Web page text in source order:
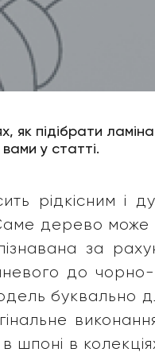
як підібрати
у статті.
рідкісним і
дерево може
за
до чорно-
буквально
в шпоні в